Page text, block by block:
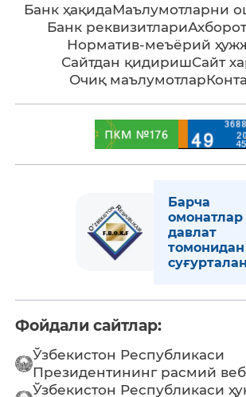
Банк ҳақидаМаълумотларни
Банк реквизитлари
Норматив-меъёрий
Сайтдан қидиришСайт
Очиқ маълумотлар
Барча
омонатлар
давлат
томонидан
Фойдали сайтлар:
Ўзбекистон Республикаси
Президентининг расмий
Ўзбекистон Республикаси